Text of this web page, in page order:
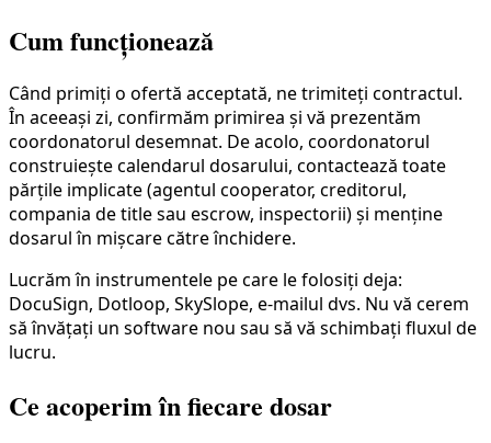
Cum funcționează
Când primiți o ofertă acceptată, ne trimiteți contractul.
În aceeași zi, confirmăm primirea și vă prezentăm
coordonatorul desemnat. De acolo, coordonatorul
construiește calendarul dosarului, contactează toate
părțile implicate (agentul cooperator, creditorul,
compania de title sau escrow, inspectorii) și menține
dosarul în mișcare către închidere.
Lucrăm în instrumentele pe care le folosiți deja:
DocuSign, Dotloop, SkySlope, e-mailul dvs. Nu vă cerem
să învățați un software nou sau să vă schimbați fluxul de
lucru.
Ce acoperim în fiecare dosar